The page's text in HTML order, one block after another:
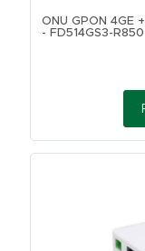
ONU GPON 4GE
- FD514GS3-R850